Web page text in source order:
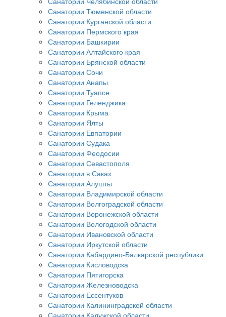
Санатории Тюменской области
Санатории Курганской области
Санатории Пермского края
Санатории Башкирии
Санатории Алтайского края
Санатории Брянской области
Санатории Сочи
Санатории Анапы
Санатории Туапсе
Санатории Геленджика
Санатории Крыма
Санатории Ялты
Санатории Евпатории
Санатории Судака
Санатории Феодосии
Санатории Севастополя
Санатории в Саках
Санатории Алушты
Санатории Владимирской области
Санатории Волгоградской области
Санатории Воронежской области
Санатории Вологодской области
Санатории Ивановской области
Санатории Иркутской области
Санатории Кабардино-Балкарской республики
Санатории Кисловодска
Санатории Пятигорска
Санатории Железноводска
Санатории Ессентуков
Санатории Калининградской области